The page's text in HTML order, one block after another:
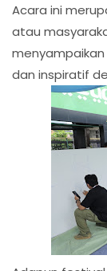
Acara ini
atau
dan inspiratif